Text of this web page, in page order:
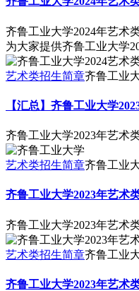
齐鲁工业大学2024年艺术
为大家提供齐鲁工业大学
艺术类招生简章齐鲁工业
【汇总】齐鲁工业大学
齐鲁工业大学2023年艺术
艺术类招生简章齐鲁工业
齐鲁工业大学2023年艺术
齐鲁工业大学2023年艺术
艺术类招生简章齐鲁工业
齐鲁工业大学2023年艺术